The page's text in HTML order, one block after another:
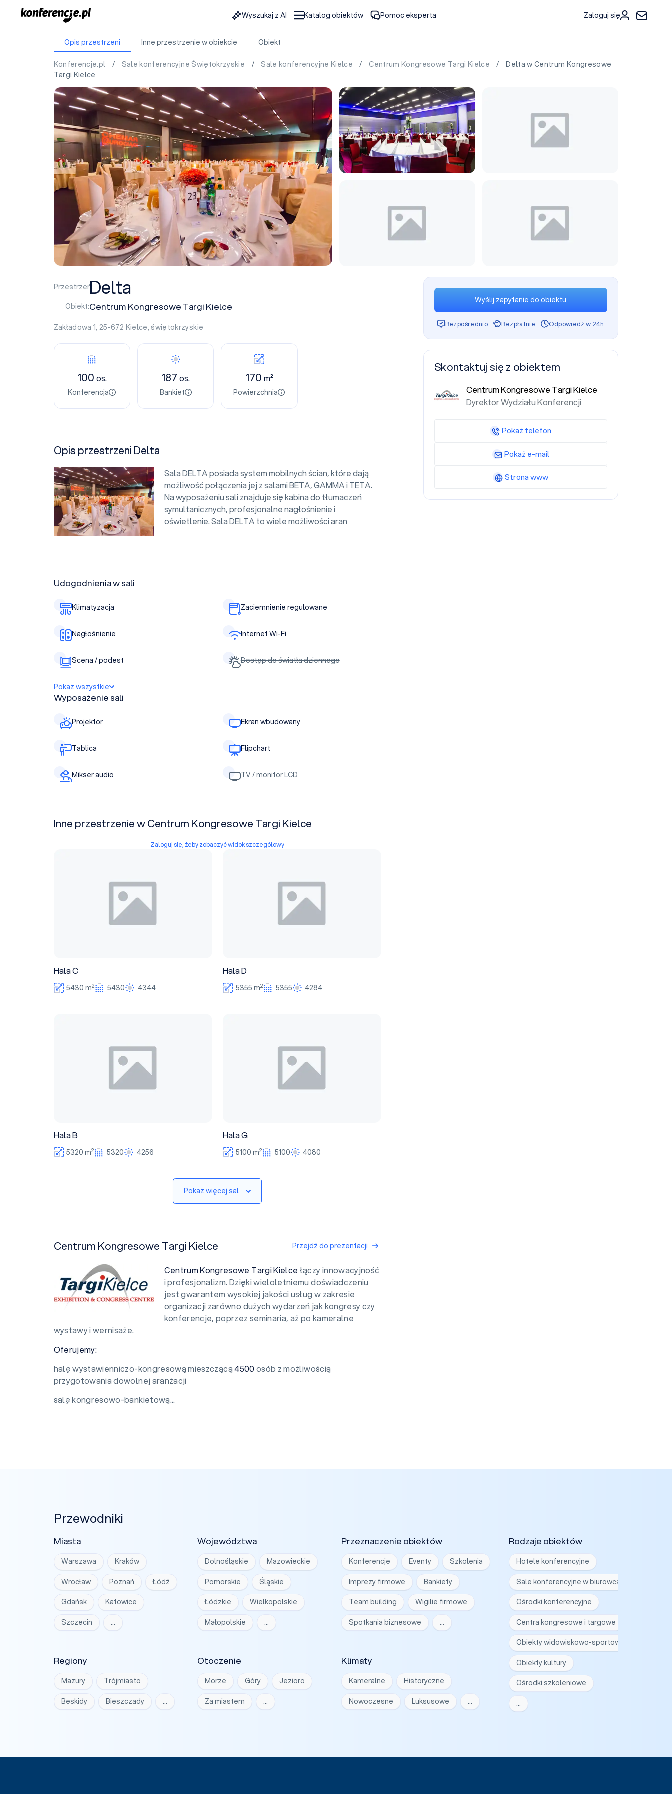
Wyszukaj z AI Katalog obiektów Pomoc eksperta Zaloguj się
Opis przestrzeni Inne przestrzenie w obiekcie Obiekt
Konferencje.pl / Sale konferencyjne Świętokrzyskie / Sale konferencyjne Kielce /Centrum Kongresowe Targi Kielce
/ Delta w Centrum Kongresowe
Targi Kielce
Przestrzeń:Delta
Obiekt:Centrum Kongresowe Targi Kielce
Zakładowa 1, 25-672 Kielce, świętokrzyskie
100 os.
Konferencja
187os.
Bankiet
170 m²
Powierzchnia
Opis przestrzeni Delta
Sala DELTA posiada system mobilnych ścian, które dają
możliwość połączenia jej z salami BETA, GAMMA i TETA.
Na wyposażeniu sali znajduje się kabina do tłumaczeń
symultanicznych, profesjonalne nagłośnienie i
oświetlenie. Sala DELTA to wiele możliwości aran
Udogodnienia w sali
Klimatyzacja Zaciemnienie regulowane
Nagłośnienie Internet Wi-Fi
Scena / podest Dostęp do światła dziennego
Pokaż wszystkie
Wyposażenie sali
Projektor Ekran wbudowany
Tablica Flipchart
Mikser audio TV / monitor LCD
Inne przestrzenie w Centrum Kongresowe Targi Kielce
Zaloguj się, żeby zobaczyć widok szczegółowy
Hala C
5430 m2 5430 4344
Hala D
5355 m2 5355 4284
Hala B
5320 m2 5320 4256
Hala G
5100 m2 5100 4080
Pokaż więcej sal
Centrum Kongresowe Targi Kielce Przejdź do prezentacji
Centrum Kongresowe Targi Kielce łączy innowacyjność
i profesjonalizm. Dzięki wieloletniemu doświadczeniu
jest gwarantem wysokiej jakości usług w zakresie
organizacji zarówno dużych wydarzeń jak kongresy czy
konferencje, poprzez seminaria, aż po kameralne
wystawy i wernisaże.
Oferujemy:
halę wystawienniczo-kongresową mieszczącą4500 osób z możliwością
przygotowania dowolnej aranżacji
salę kongresowo-bankietową...
Wyślij zapytanie do obiektu
Bezpośrednio Bezpłatnie Odpowiedź w 24h
Skontaktuj się z obiektem
Centrum Kongresowe Targi Kielce
Dyrektor Wydziału Konferencji
Pokaż telefon
Pokaż e-mail
Strona www
Przewodniki
Miasta
Warszawa Kraków
Wrocław Poznań Łódź
Gdańsk Katowice
Szczecin …
Województwa
Dolnośląskie Mazowieckie
Pomorskie Śląskie
Łódzkie Wielkopolskie
Małopolskie …
Regiony
Mazury Trójmiasto
Beskidy Bieszczady …
Otoczenie
Morze Góry Jezioro
Za miastem …
Klimaty
Kameralne Historyczne
Nowoczesne Luksusowe …
Przeznaczenie obiektów
Konferencje Eventy Szkolenia
Imprezy firmowe Bankiety
Team building Wigilie firmowe
Spotkania biznesowe …
Rodzaje obiektów
Hotele konferencyjne
Sale konferencyjne w biurowcach
Ośrodki konferencyjne
Centra kongresowe i targowe
Obiekty widowiskowo-sportowe
Obiekty kultury
Ośrodki szkoleniowe
…